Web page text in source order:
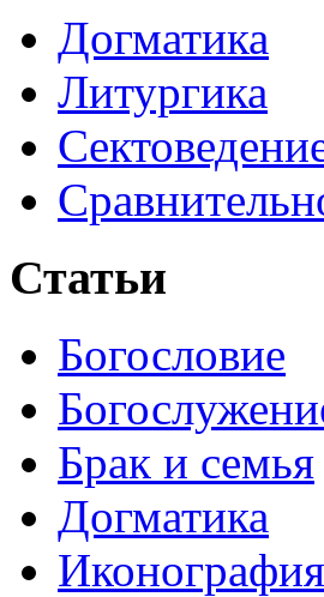
Догматика
Литургика
Статьи
Богословие
Брак и семья
Догматика
Иконография